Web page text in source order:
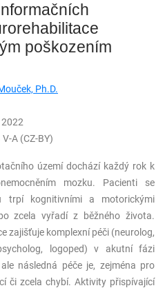
poškozením
Ph.D.
V-A (CZ-BY)
území dochází každý rok k
mozku. Pacienti se
trpí kognitivními a motorickými
zcela vyřadí z běžného života.
zajišťuje komplexní péči (neurolog,
logoped) v akutní fázi
následná péče je, zejména pro
či zcela chybí. Aktivity přispívající